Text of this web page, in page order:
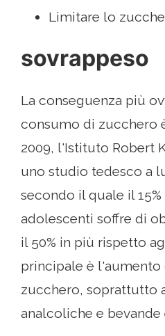
Limitare lo
sovrappeso
La conseguenza più
consumo di zucchero
2009, l'Istituto Robert
uno studio tedesco a
secondo il quale il
adolescenti soffre di
il 50% in più rispetto
principale è l'aumento
zucchero, soprattutto
analcoliche e bevande